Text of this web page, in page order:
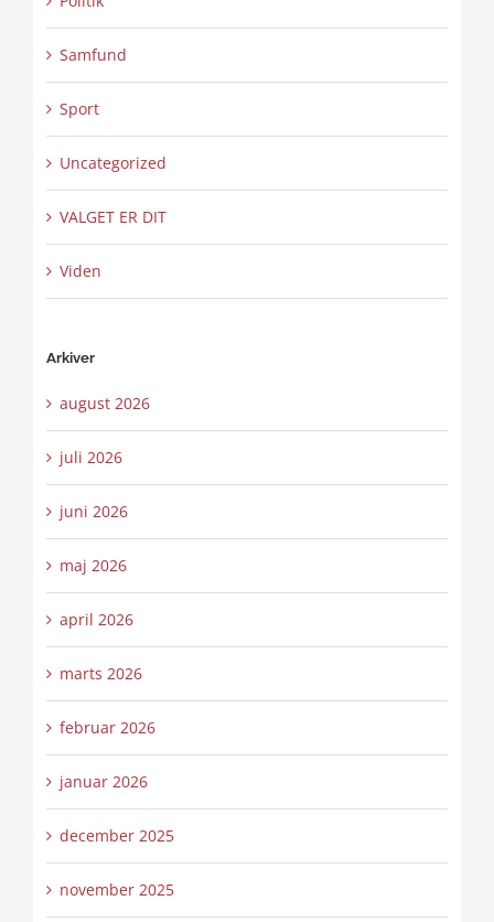
Samfund
Sport
Uncategorized
VALGET ER DIT
Viden
Arkiver
august 2026
juli 2026
juni 2026
maj 2026
april 2026
marts 2026
februar 2026
januar 2026
december 2025
november 2025